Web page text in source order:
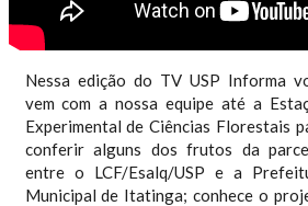
Nessa edição do TV USP Informa
vem com a nossa equipe até a
Experimental de Ciências Florestais
conferir alguns dos frutos da
entre o LCF/Esalq/USP e a
Municipal de Itatinga; conhece o